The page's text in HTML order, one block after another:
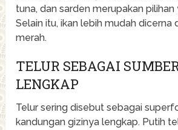
tuna, dan sarden merupakan
Selain itu, ikan lebih mudah dicerna
merah.
TELUR SEBAGAI
LENGKAP
Telur sering disebut sebagai
kandungan gizinya lengkap. Putih